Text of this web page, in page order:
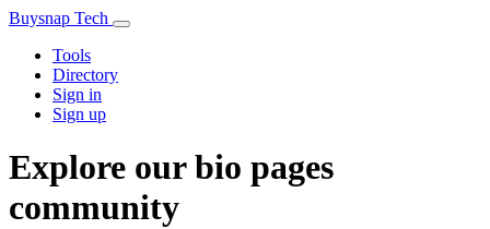
Buysnap Tech
Tools
Directory
Sign in
Sign up
Explore our bio pages
community